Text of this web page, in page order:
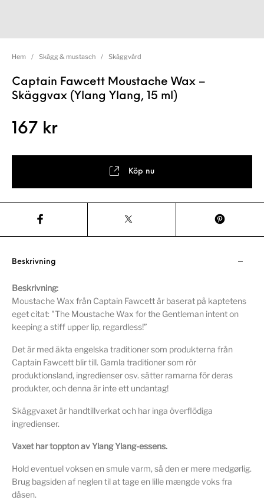
Hem / Skägg & mustasch / Skäggvård
Captain Fawcett Moustache Wax –
Skäggvax (Ylang Ylang, 15 ml)
167 kr
Köp nu
Beskrivning
Beskrivning:
Moustache Wax från Captain Fawcett är baserat på kaptetens
eget citat: "The Moustache Wax for the Gentleman intent on
keeping a stiff upper lip, regardless!”
Det är med äkta engelska traditioner som produkterna från
Captain Fawcett blir till. Gamla traditioner som rör
produktionsland, ingredienser osv. sätter ramarna för deras
produkter, och denna är inte ett undantag!
Skäggvaxet är handtillverkat och har inga överflödiga
ingredienser.
Vaxet har toppton av Ylang Ylang-essens.
Hold eventuel voksen en smule varm, så den er mere medgørlig.
Brug bagsiden af ​​neglen til at tage en lille mængde voks fra
dåsen.